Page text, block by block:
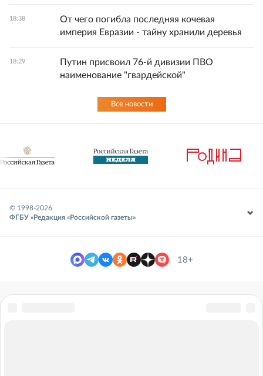
18:38
От чего погибла последняя кочевая
империя Евразии - тайну хранили деревья
18:29
Путин присвоил 76-й дивизии ПВО
наименование "гвардейской"
Все новости
© 1998-2026
ФГБУ «Редакция «Российской газеты»
18+